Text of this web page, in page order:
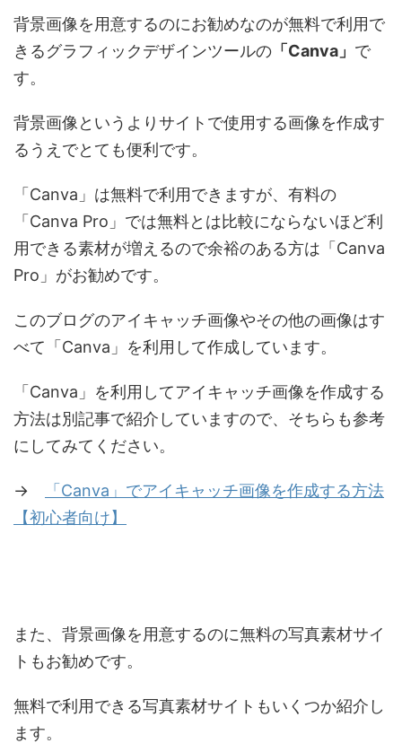
背景画像を用意するのにお勧めなのが無料で利用で
きるグラフィックデザインツールの 「Canva」 で
す。
背景画像というよりサイトで使用する画像を作成す
るうえでとても便利です。
「Canva」は無料で利用できますが、有料の
「Canva Pro」では無料とは比較にならないほど利
用できる素材が増えるので余裕のある方は「Canva
Pro」がお勧めです。
このブログのアイキャッチ画像やその他の画像はす
べて「Canva」を利用して作成しています。
「Canva」を利用してアイキャッチ画像を作成する
方法は別記事で紹介していますので、そちらも参考
にしてみてください。
→
「Canva」でアイキャッチ画像を作成する方法
【初心者向け】
また、背景画像を用意するのに無料の写真素材サイ
トもお勧めです。
無料で利用できる写真素材サイトもいくつか紹介し
ます。